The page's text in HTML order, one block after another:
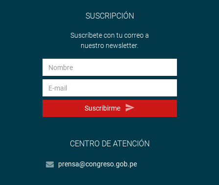
SUSCRIPCIÓN
Suscríbete con tu correo a
nuestro newsletter.
Suscribirme
CENTRO DE ATENCIÓN
prensa@congreso.gob.pe